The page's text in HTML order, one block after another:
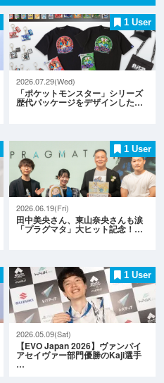
1 User
2026.07.29(Wed)
「ポケットモンスター」シリーズ
歴代パッケージをデザインした…
1 User
2026.06.19(Fri)
田中美央さん、東山奈央さんも涙
「プラグマタ」大ヒット記念！…
1 User
2026.05.09(Sat)
【EVO Japan 2026】ヴァンパイ
アセイヴァー部門優勝のKaji選手
…